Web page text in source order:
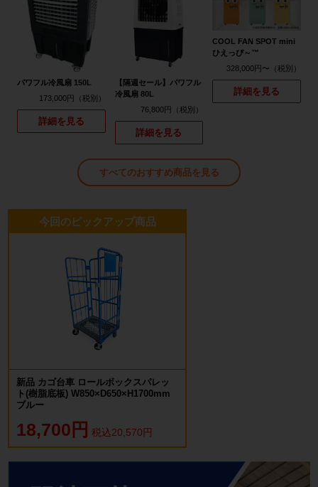
パワフル冷風扇 150L
173,000円
詳細を見る
【隔週セール】パワフル
冷風扇 80L
76,800円
詳細を見る
COOL FAN SPOT mini
ひえっぴ～™
328,000円〜
詳細を見る
すべてのおすすめ商品を見る
今回のピックアップ商品
新品 カゴ台車 ロールボックスパレッ
ト(樹脂底板) W850×D650×H1700mm
ブルー
18,700円 税込20,570円